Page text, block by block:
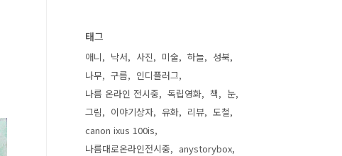
태그
애니 낙서 사진 미술 하늘
성북
나무
구름
인디플러그
나름 온라인 전시중
독립영화 책
눈
그림
이야기상자 유화 리뷰
도철
canon ixus 100is
나름대로온라인전시중
anystorybox